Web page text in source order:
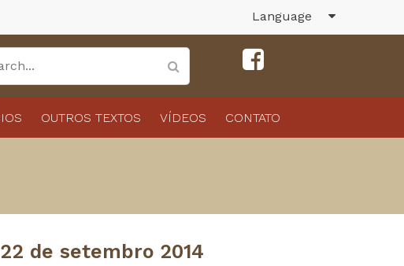
Language
OUTROS TEXTOS VÍDEOS CONTATO
de setembro 2014